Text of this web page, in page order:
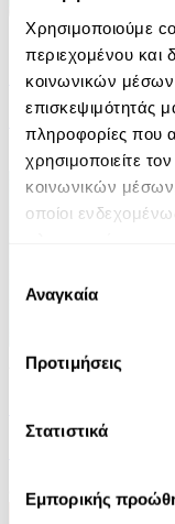
Χρησιμοποιούμε
περιεχομένου και
κοινωνικών
επισκεψιμότητάς
πληροφορίες που
χρησιμοποιείτε
κοινωνικών
οποίοι
των υπηρεσιών
συγκατάθεσης
Αναγκαία
Προτιμήσεις
Στατιστικά
Εμπορικής
eBook
Περπατώντας
Henry David
4.90€
Audiobook • 1 Credit
6.90€